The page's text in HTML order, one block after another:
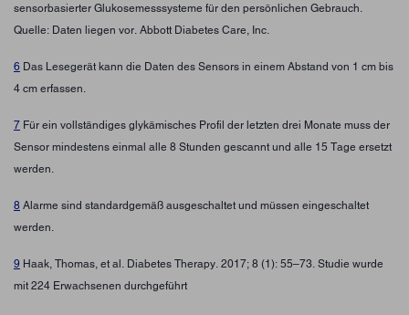
sensorbasierter Glukosemesssysteme für den persönlichen Gebrauch.
Quelle: Daten liegen vor. Abbott Diabetes Care, Inc.
6 Das Lesegerät kann die Daten des Sensors in einem Abstand von 1 cm bis
4 cm erfassen.
7 Für ein vollständiges glykämisches Profil der letzten drei Monate muss der
Sensor mindestens einmal alle 8 Stunden gescannt und alle 15 Tage ersetzt
werden.
8 Alarme sind standardgemäß ausgeschaltet und müssen eingeschaltet
werden.
9 Haak, Thomas, et al. Diabetes Therapy. 2017; 8 (1): 55–73. Studie wurde
mit 224 Erwachsenen durchgeführt